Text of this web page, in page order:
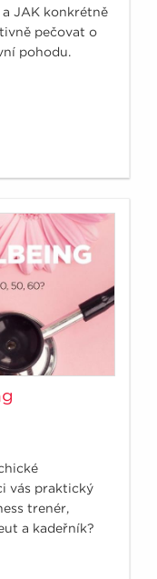
a JAK konkrétně
pečovat o
pohodu.
vás praktický
trenér,
a kadeřník?